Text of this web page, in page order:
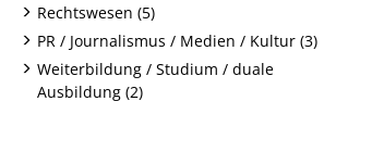
Rechtswesen (5)
PR / Journalismus / Medien / Kultur (3)
Weiterbildung / Studium / duale
Ausbildung (2)